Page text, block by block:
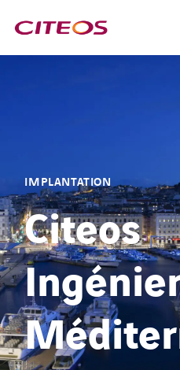
Nous rejoindre
A la une
Contact
IMPLANTATION
Citeos